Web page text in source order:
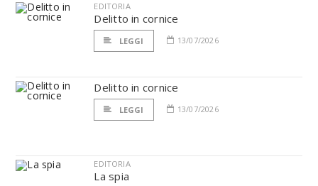
EDITORIA
Delitto in cornice
LEGGI 13/07/2026
Delitto in cornice
LEGGI 13/07/2026
EDITORIA
La spia